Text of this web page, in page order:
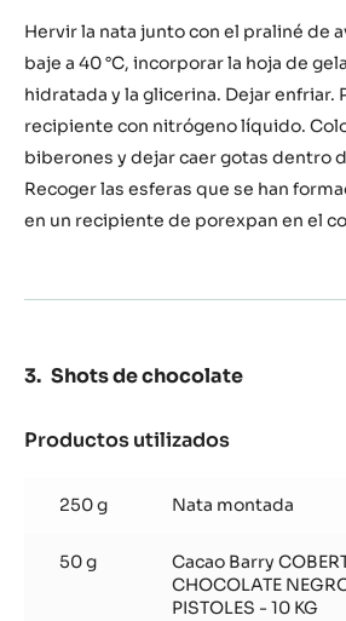
de
praliné
Hervir la nata junto con el praliné de
baje a 40 °C, incorporar la hoja de
hidratada y la glicerina. Dejar enfriar.
recipiente con nitrógeno líquido.
biberones y dejar caer gotas dentro
Recoger las esferas que se han
en un recipiente de porexpan en el
Shots de chocolate
Productos utilizados
chocolate
250 g Nata montada
50 g
Cacao Barry
CHOCOLATE
PISTOLES - 10 KG